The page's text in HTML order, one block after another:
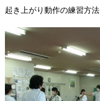
起き上がり動作の練習方法